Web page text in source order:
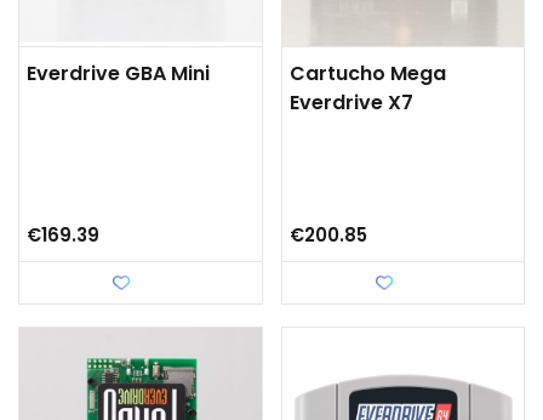
Everdrive GBA Mini
€169.39
Cartucho Mega
Everdrive X7
€200.85